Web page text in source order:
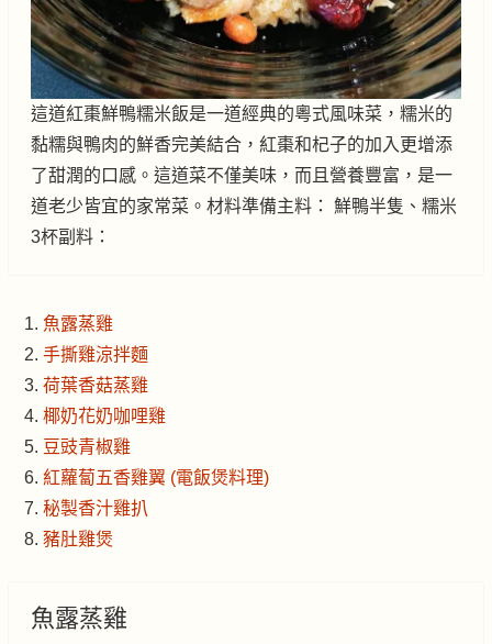
這道紅棗鮮鴨糯米飯是一道經典的粵式風味菜，糯米的
黏糯與鴨肉的鮮香完美結合，紅棗和杞子的加入更增添
了甜潤的口感。這道菜不僅美味，而且營養豐富，是一
道老少皆宜的家常菜。材料準備主料： 鮮鴨半隻、糯米
3杯副料：
魚露蒸雞
手撕雞涼拌麵
荷葉香菇蒸雞
椰奶花奶咖哩雞
豆豉青椒雞
紅蘿蔔五香雞翼 (電飯煲料理)
秘製香汁雞扒
豬肚雞煲
魚露蒸雞